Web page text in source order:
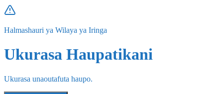
Halmashauri ya Wilaya ya Iringa
Ukurasa Haupatikani
Ukurasa unaoutafuta haupo.